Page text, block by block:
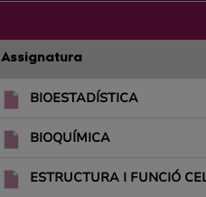
Assignatura
BIOESTADÍSTICA
BIOQUÍMICA
ESTRUCTURA I FUNCIÓ